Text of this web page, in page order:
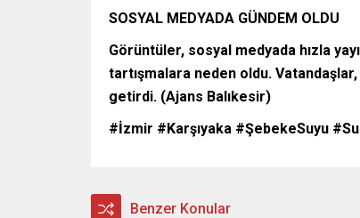
SOSYAL MEDYADA GÜNDEM OLDU
Görüntüler, sosyal medyada hızla
tartışmalara neden oldu.
getirdi. (Ajans Balıkesir)
#İzmir #Karşıyaka #ŞebekeSuyu
Benzer Konular